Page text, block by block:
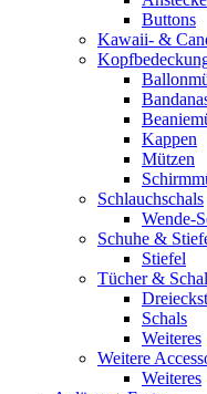
Buttons
Kawaii- &
Kappen
Mützen
Schlauchschals
Wende-
Schuhe &
Stiefel
Tücher &
Schals
Weiteres
Weitere
Weiteres